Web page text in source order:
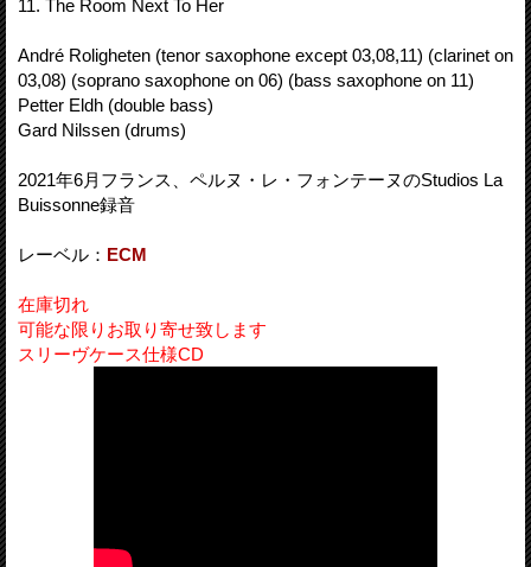
11. The Room Next To Her
André Roligheten (tenor saxophone except 03,08,11) (clarinet on
03,08) (soprano saxophone on 06) (bass saxophone on 11)
Petter Eldh (double bass)
Gard Nilssen (drums)
2021年6月フランス、ペルヌ・レ・フォンテーヌのStudios La
Buissonne録音
レーベル： ECM
在庫切れ
可能な限りお取り寄せ致します
スリーヴケース仕様CD